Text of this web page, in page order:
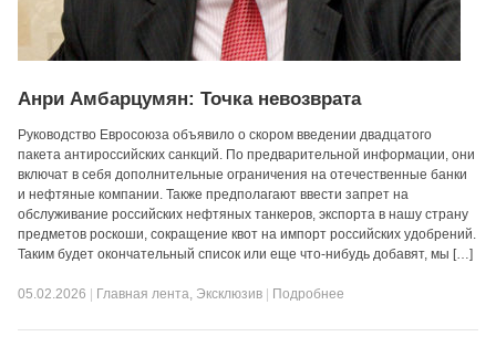
Анри Амбарцумян: Точка невозврата
Руководство Евросоюза объявило о скором введении двадцатого
пакета антироссийских санкций. По предварительной информации, они
включат в себя дополнительные ограничения на отечественные банки
и нефтяные компании. Также предполагают ввести запрет на
обслуживание российских нефтяных танкеров, экспорта в нашу страну
предметов роскоши, сокращение квот на импорт российских удобрений.
Таким будет окончательный список или еще что‑нибудь добавят, мы […]
05.02.2026 Главная лента, Эксклюзив Подробнее